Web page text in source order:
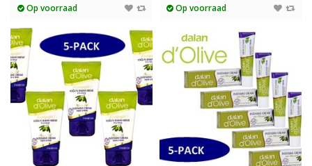
Op voorraad Op voorraad